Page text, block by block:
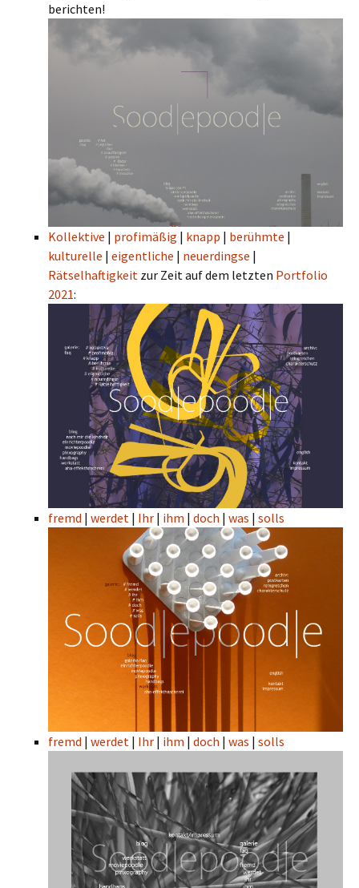
berichten!
Kollektive | profimäßig | knapp | berühmte |
kulturelle | eigentliche | neuerdingse |
Rätselhaftigkeit zur Zeit auf dem letzten Portfolio
2021:
fremd | werdet | Ihr | ihm | doch | was | solls
fremd | werdet | Ihr | ihm | doch | was | solls